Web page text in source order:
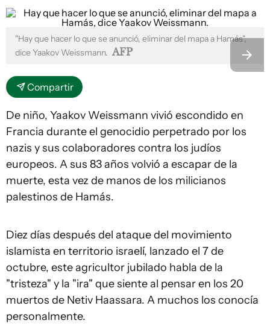
"Hay que hacer lo que se anunció, eliminar del mapa a Hamás",
dice Yaakov Weissmann. AFP
Compartir
De niño, Yaakov Weissmann vivió escondido en
Francia durante el genocidio perpetrado por los
nazis y sus colaboradores contra los judíos
europeos. A sus 83 años volvió a escapar de la
muerte, esta vez de manos de los milicianos
palestinos de Hamás.
Diez días después del ataque del movimiento
islamista en territorio israelí, lanzado el 7 de
octubre, este agricultor jubilado habla de la
"tristeza" y la "ira" que siente al pensar en los 20
muertos de Netiv Haassara. A muchos los conocía
personalmente.